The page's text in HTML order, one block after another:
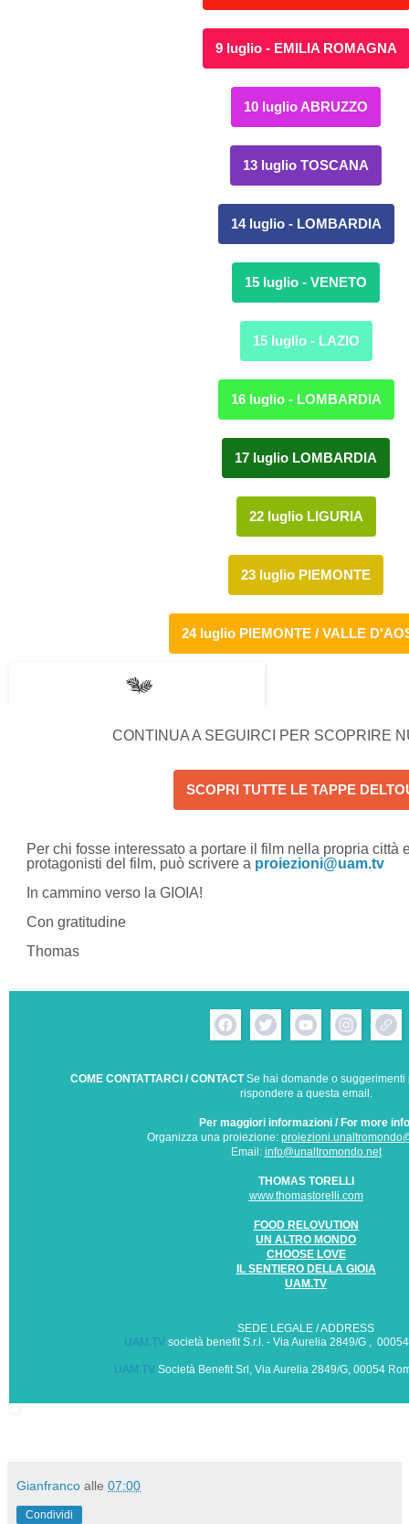
9 luglio - EMILIA ROMAGNA
10 luglio ABRUZZO
13 luglio TOSCANA
14 luglio - LOMBARDIA
15 luglio - VENETO
15 luglio - LAZIO
16 luglio - LOMBARDIA
17 luglio LOMBARDIA
22 luglio LIGURIA
23 luglio PIEMONTE
24 luglio PIEMONTE / VALLE
CONTINUA A SEGUIRCI PER SCOPRIRE
SCOPRI TUTTE LE TAPPE
Per chi fosse interessato a portare il film nella propria città
protagonisti del film, può scrivere a proiezioni@uam.tv
In cammino verso la GIOIA!
Con gratitudine
Thomas
COME CONTATTARCI / CONTACTSe hai domande o suggerimenti
rispondere a questa email.
Per maggiori informazioni / For more
Organizza una proiezione:
Email: info@unaltromondo.net
THOMAS TORELLI
www.thomastorelli.com
FOOD RELOVUTION
UN ALTRO MONDO
CHOOSE LOVE
IL SENTIERO DELLA GIOIA
UAM.TV
SEDE LEGALE / ADDRESS
UAM.TV società benefit S.r.l. - Via Aurelia 2849/G ,
UAM.TVSocietà Benefit Srl, Via Aurelia 2849/G, 00054
Gianfranco alle 07:00
Condividi